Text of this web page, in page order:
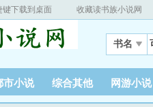
下载到桌面 收藏读书族小说网
书名
市小说 综合其他 网游小说